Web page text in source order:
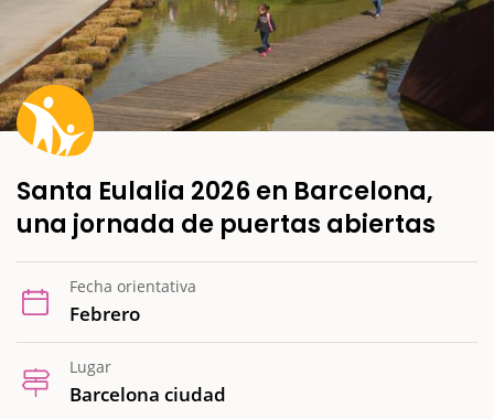
Santa Eulalia 2026 en Barcelona,
una jornada de puertas abiertas
Fecha orientativa
Febrero
Lugar
Barcelona ciudad